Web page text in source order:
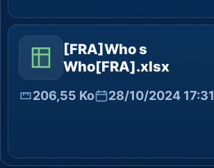
[FRA]Who s
Who[FRA].xlsx
206,55 Ko 28/10/2024 17:31